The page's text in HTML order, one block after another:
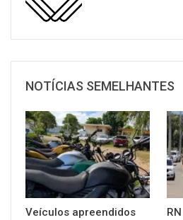
NOTÍCIAS SEMELHANTES
Veículos apreendidos